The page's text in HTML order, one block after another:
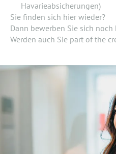
Havarieabsicherungen)
Sie finden sich hier wieder?
Dann bewerben Sie sich noch
Werden auch Sie part of the